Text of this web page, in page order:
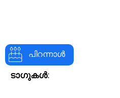
പിറന്നാൾ
ടാഗുകൾ: